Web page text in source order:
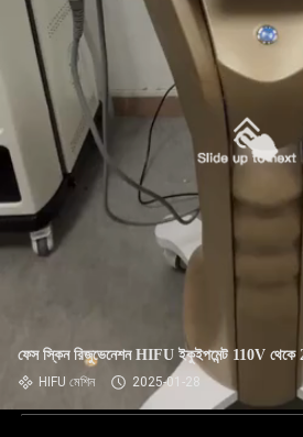
ফেস স্কিন রিজুভেনেশন HIFU ইকুইপমেন্ট 110V থেকে
HIFU মেশিন 2025-01-28